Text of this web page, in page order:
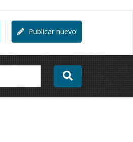
Publicar nuevo